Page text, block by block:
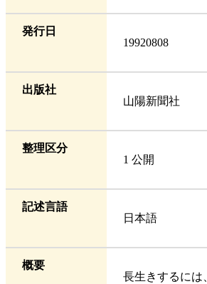
発行日
19920808
出版社
山陽新聞社
整理区分
1 公開
記述言語
日本語
概要
長生きするには